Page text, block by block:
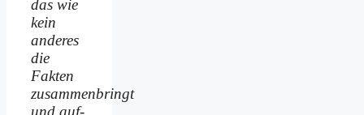
das wie
kein
anderes
die
Fakten
zusammenbringt
und auf­